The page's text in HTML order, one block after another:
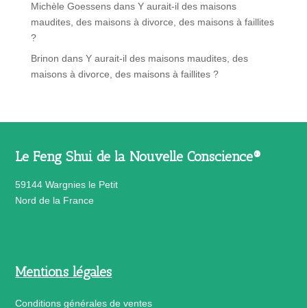
Michèle Goessensdans Y aurait-il des maisons
maudites, des maisons à divorce, des maisons à faillites
?
Brinon dans Y aurait-il des maisons maudites, des
maisons à divorce, des maisons à faillites ?
Le Feng Shui de la Nouvelle Conscience®
59144 Wargnies le Petit
Nord de la France
Mentions légales
Conditions générales de ventes